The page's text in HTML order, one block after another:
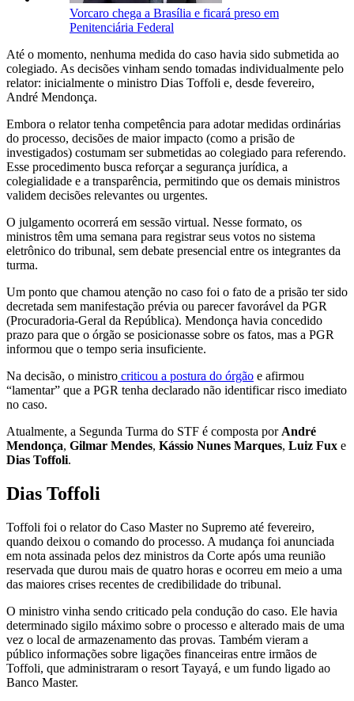
Vorcaro chega a Brasília e ficará preso em
Penitenciária Federal
Até o momento, nenhuma medida do caso havia sido submetida ao
colegiado. As decisões vinham sendo tomadas individualmente pelo
relator: inicialmente o ministro Dias Toffoli e, desde fevereiro,
André Mendonça.
Embora o relator tenha competência para adotar medidas ordinárias
do processo, decisões de maior impacto (como a prisão de
investigados) costumam ser submetidas ao colegiado para referendo.
Esse procedimento busca reforçar a segurança jurídica, a
colegialidade e a transparência, permitindo que os demais ministros
validem decisões relevantes ou urgentes.
O julgamento ocorrerá em sessão virtual. Nesse formato, os
ministros têm uma semana para registrar seus votos no sistema
eletrônico do tribunal, sem debate presencial entre os integrantes da
turma.
Um ponto que chamou atenção no caso foi o fato de a prisão ter sido
decretada sem manifestação prévia ou parecer favorável da PGR
(Procuradoria-Geral da República). Mendonça havia concedido
prazo para que o órgão se posicionasse sobre os fatos, mas a PGR
informou que o tempo seria insuficiente.
Na decisão, o ministro criticou a postura do órgão e afirmou
“lamentar” que a PGR tenha declarado não identificar risco imediato
no caso.
Atualmente, a Segunda Turma do STF é composta por André
Mendonça, Gilmar Mendes, Kássio Nunes Marques, Luiz Fux e
Dias Toffoli.
Dias Toffoli
Toffoli foi o relator do Caso Master no Supremo até fevereiro,
quando deixou o comando do processo. A mudança foi anunciada
em nota assinada pelos dez ministros da Corte após uma reunião
reservada que durou mais de quatro horas e ocorreu em meio a uma
das maiores crises recentes de credibilidade do tribunal.
O ministro vinha sendo criticado pela condução do caso. Ele havia
determinado sigilo máximo sobre o processo e alterado mais de uma
vez o local de armazenamento das provas. Também vieram a
público informações sobre ligações financeiras entre irmãos de
Toffoli, que administraram o resort Tayayá, e um fundo ligado ao
Banco Master.